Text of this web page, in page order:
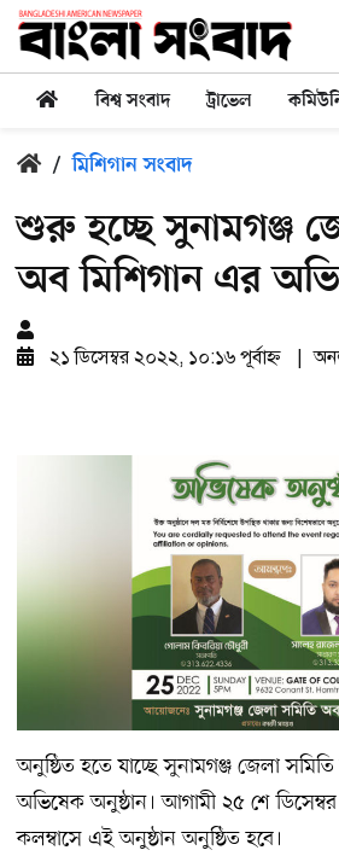
বিশ্ব সংবাদ ট্রাভেল
/ মিশিগান সংবাদ
শুরু হচ্ছে সুনামগঞ্জ
অব মিশিগান এর
২১ ডিসেম্বর ২০২২, ১০:১৬ পূর্বাহ্ন
অনুষ্ঠিত হতে যাচ্ছে সুনামগঞ্জ জেলা
অভিষেক অনুষ্ঠান। আগামী ২৫ শে
কলম্বাসে এই অনুষ্ঠান অনুষ্ঠিত হবে।